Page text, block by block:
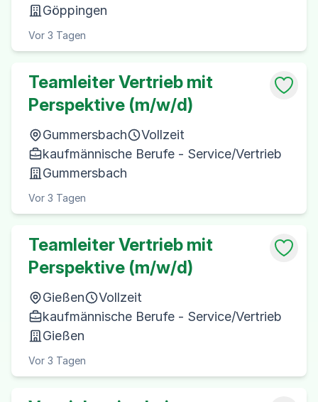
Göppingen
Vor 3 Tagen
Teamleiter Vertrieb mit
Perspektive (m/w/d)
Gummersbach
Vollzeit
kaufmännische Berufe - Service/Vertrieb
Gummersbach
Vor 3 Tagen
Teamleiter Vertrieb mit
Perspektive (m/w/d)
Gießen
Vollzeit
kaufmännische Berufe - Service/Vertrieb
Gießen
Vor 3 Tagen